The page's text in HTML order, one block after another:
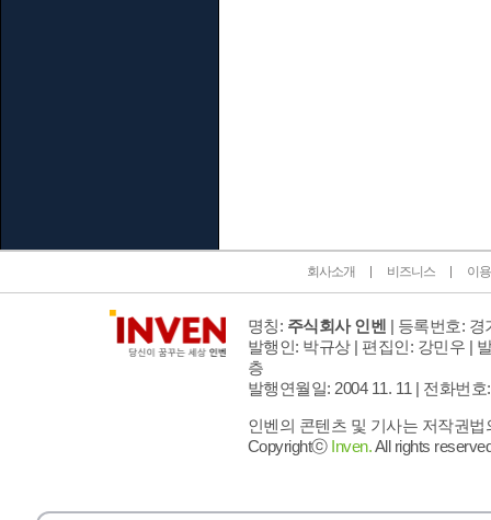
회사소개 비즈니스 이
명칭: 주식회사 인벤 | 등록번호: 경
발행인: 박규상 | 편집인: 강민우 |
층
발행연월일: 2004 11. 11 | 전화번호
인벤의 콘텐츠 및 기사는 저작권
Copyrightⓒ Inven.All rights